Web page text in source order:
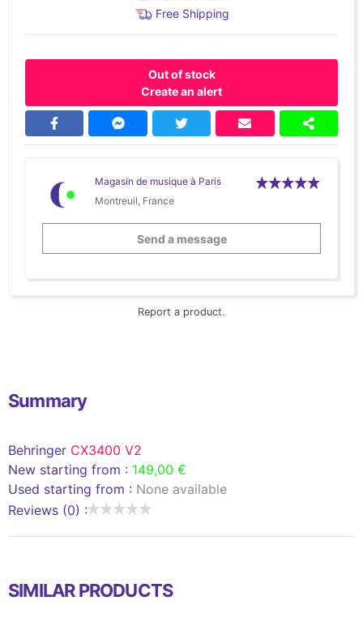
Free Shipping
Out of stock
Create an alert
Magasin de musique à Paris
Montreuil, France
Send a message
Report a product.
Summary
Behringer CX3400 V2
New starting from : 149,00 €
Used starting from : None available
Reviews (0) :
SIMILAR PRODUCTS